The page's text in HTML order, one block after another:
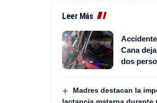
Leer Más
Cana
dos
Madres destacan la
lactancia materna durante